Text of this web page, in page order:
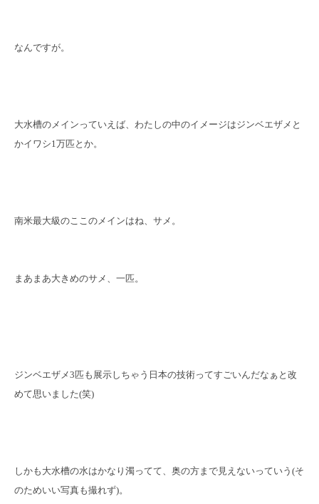
なんですが。
大水槽のメインっていえば、わたしの中のイメージはジンベエザメと
かイワシ1万匹とか。
南米最大級のここのメインはね、サメ。
まあまあ大きめのサメ、一匹。
ジンベエザメ3匹も展示しちゃう日本の技術ってすごいんだなぁと改
めて思いました(笑)
しかも大水槽の水はかなり濁ってて、奥の方まで見えないっていう(そ
のためいい写真も撮れず)。